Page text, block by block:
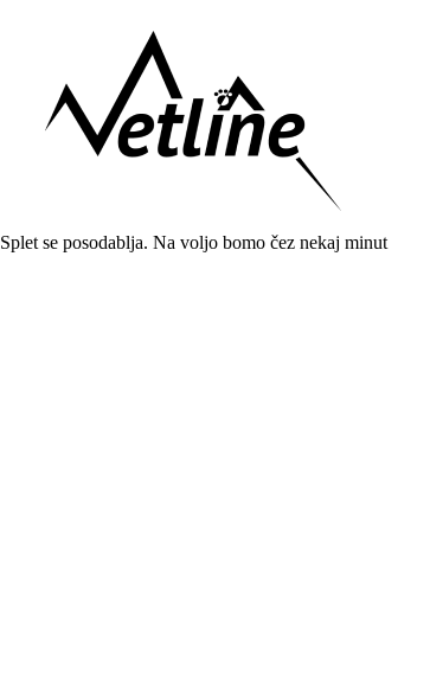
Splet se posodablja. Na voljo bomo čez nekaj minut